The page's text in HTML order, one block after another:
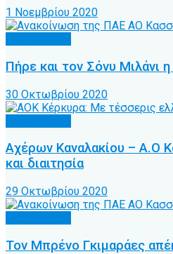
1 Νοεμβρίου 2020
Πήρε και τον Σόνυ Μιλάνι
30 Οκτωβρίου 2020
Αχέρων Καναλακίου – Α.Ο
και διαιτησία
29 Οκτωβρίου 2020
Τον Μπρένο Γκιμαράες